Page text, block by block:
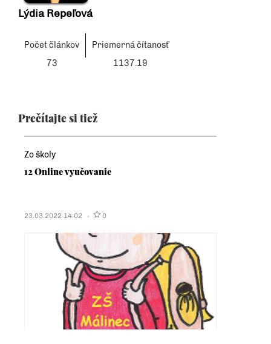
Lýdia Repeľová
Počet článkov
Priemerná čítanosť
73
1137.19
Prečítajte si tiež
Zo školy
12 Online vyučovanie
23.03.2022 14:02 0